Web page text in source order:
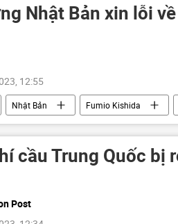
Nhật Bản xin lỗi
12:55
Nhật Bản Fumio Kishida
cầu Trung Quốc bị
Post